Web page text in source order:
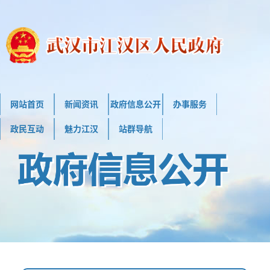
网站首页 新闻资讯 政府信息公开 办事服务
政民互动 魅力江汉 站群导航